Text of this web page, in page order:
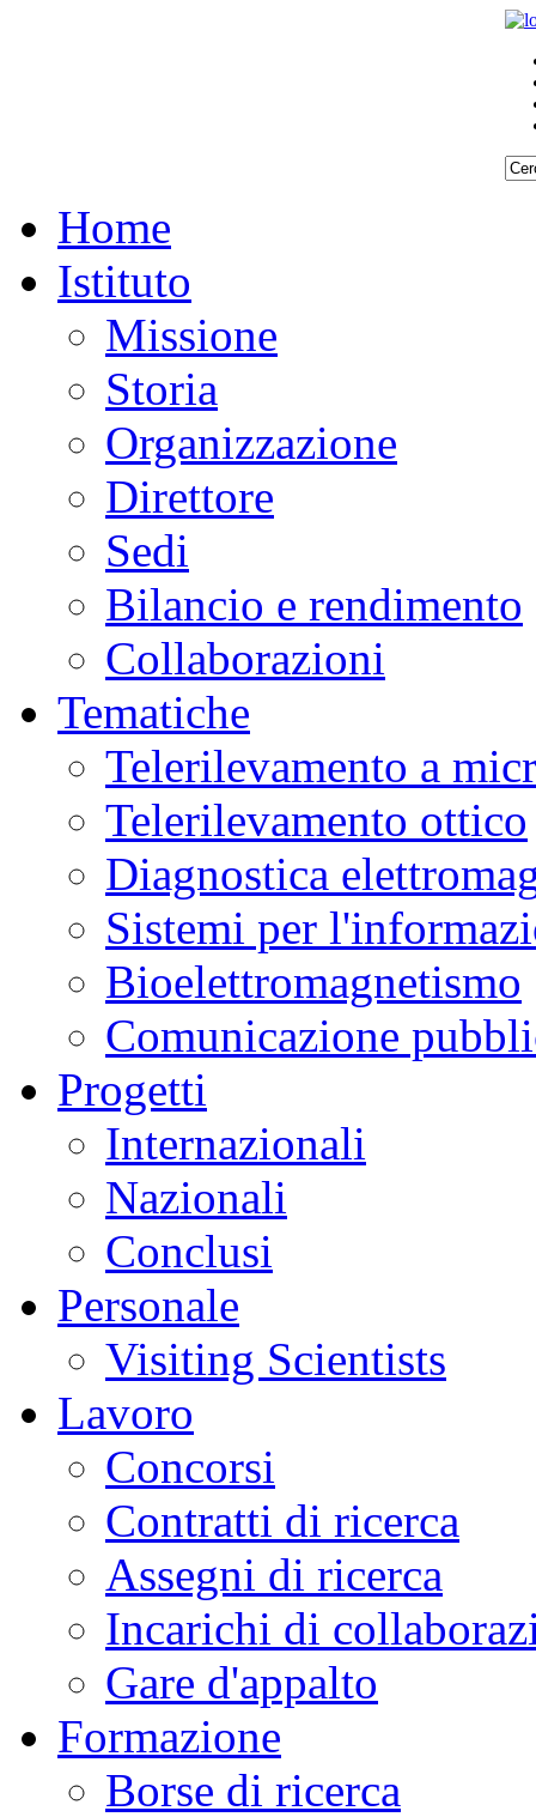
Home
Istituto
Missione
Storia
Organizzazione
Direttore
Sedi
Bilancio e rendimento
Collaborazioni
Tematiche
Telerilevamento a
Telerilevamento ottico
Diagnostica
Sistemi per
Bioelettromagnetismo
Comunicazione
Progetti
Internazionali
Nazionali
Conclusi
Personale
Visiting Scientists
Lavoro
Concorsi
Contratti di ricerca
Assegni di ricerca
Incarichi di
Gare d'appalto
Formazione
Borse di ricerca